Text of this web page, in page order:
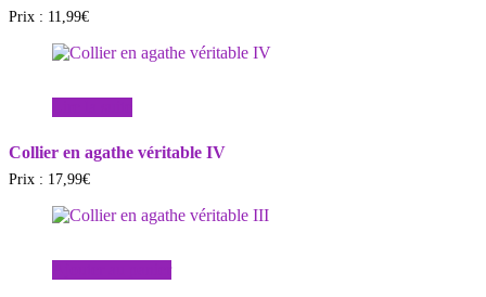
Prix : 11,99€
Collier en agathe véritable IV
Prix : 17,99€